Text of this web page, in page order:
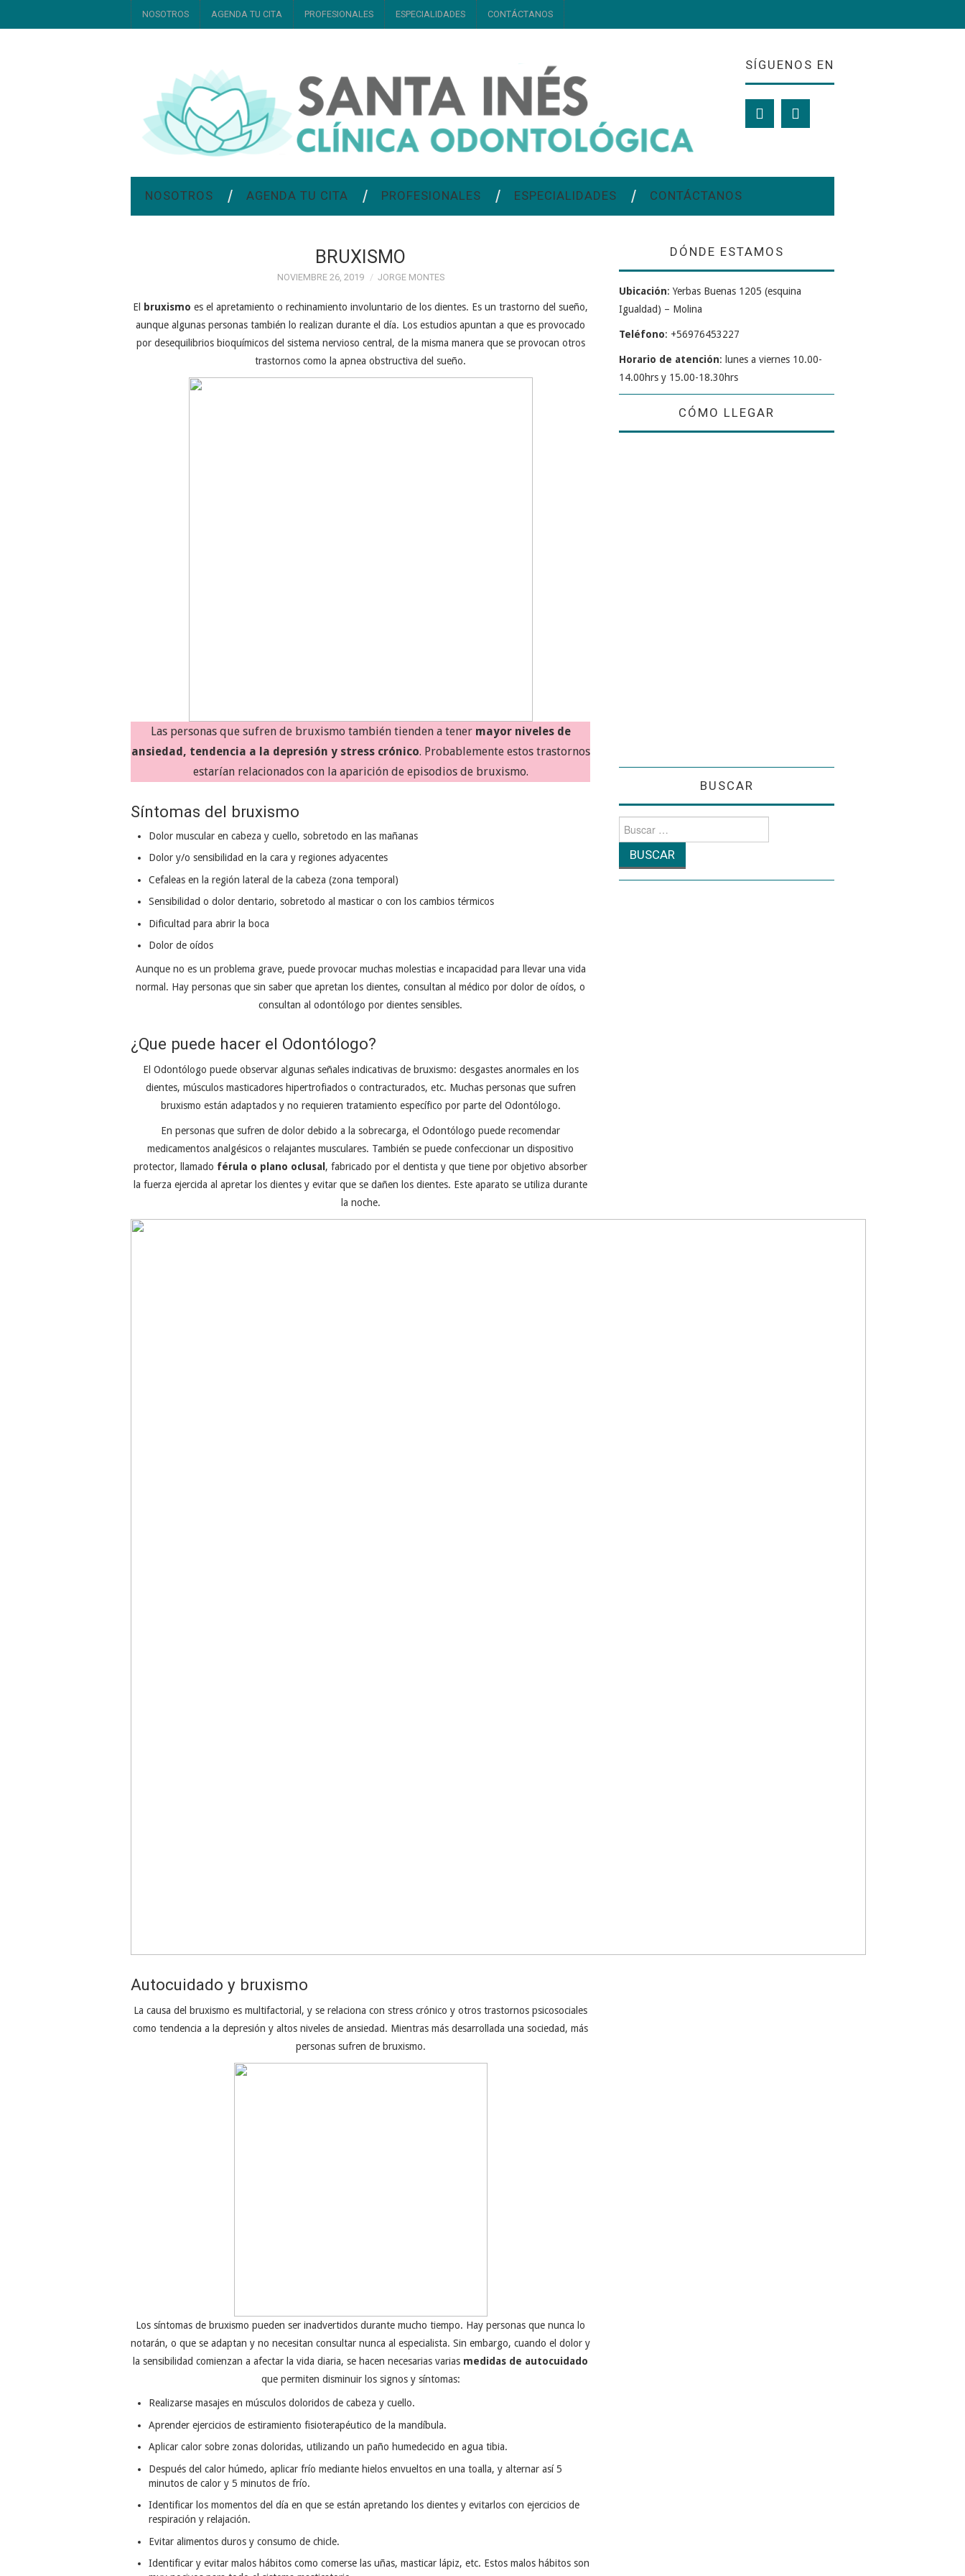
NOSOTROS AGENDA TU CITA PROFESIONALES ESPECIALIDADES CONTÁCTANOS
SÍGUENOS EN
NOSOTROS AGENDA TU CITA PROFESIONALES ESPECIALIDADES CONTÁCTANOS
BRUXISMO
NOVIEMBRE 26, 2019 JORGE MONTES
El bruxismo es el apretamiento o rechinamiento involuntario de los dientes. Es un trastorno del sueño,
aunque algunas personas también lo realizan durante el día. Los estudios apuntan a que es provocado
por desequilibrios bioquímicos del sistema nervioso central, de la misma manera que se provocan otros
trastornos como la apnea obstructiva del sueño.
Las personas que sufren de bruxismo también tienden a tener mayor niveles de
ansiedad, tendencia a la depresión y stress crónico. Probablemente estos trastornos
estarían relacionados con la aparición de episodios de bruxismo.
Síntomas del bruxismo
Dolor muscular en cabeza y cuello, sobretodo en las mañanas
Dolor y/o sensibilidad en la cara y regiones adyacentes
Cefaleas en la región lateral de la cabeza (zona temporal)
Sensibilidad o dolor dentario, sobretodo al masticar o con los cambios térmicos
Dificultad para abrir la boca
Dolor de oídos
Aunque no es un problema grave, puede provocar muchas molestias e incapacidad para llevar una vida
normal. Hay personas que sin saber que apretan los dientes, consultan al médico por dolor de oídos, o
consultan al odontólogo por dientes sensibles.
¿Que puede hacer el Odontólogo?
El Odontólogo puede observar algunas señales indicativas de bruxismo: desgastes anormales en los
dientes, músculos masticadores hipertrofiados o contracturados, etc. Muchas personas que sufren
bruxismo están adaptados y no requieren tratamiento específico por parte del Odontólogo.
En personas que sufren de dolor debido a la sobrecarga, el Odontólogo puede recomendar
medicamentos analgésicos o relajantes musculares. También se puede confeccionar un dispositivo
protector, llamado férula o plano oclusal , fabricado por el dentista y que tiene por objetivo absorber
la fuerza ejercida al apretar los dientes y evitar que se dañen los dientes. Este aparato se utiliza durante
la noche.
Autocuidado y bruxismo
La causa del bruxismo es multifactorial, y se relaciona con stress crónico y otros trastornos psicosociales
como tendencia a la depresión y altos niveles de ansiedad. Mientras más desarrollada una sociedad, más
personas sufren de bruxismo.
Los síntomas de bruxismo pueden ser inadvertidos durante mucho tiempo. Hay personas que nunca lo
notarán, o que se adaptan y no necesitan consultar nunca al especialista. Sin embargo, cuando el dolor y
la sensibilidad comienzan a afectar la vida diaria, se hacen necesarias varias medidas de autocuidado
que permiten disminuir los signos y síntomas:
Realizarse masajes en músculos doloridos de cabeza y cuello.
Aprender ejercicios de estiramiento fisioterapéutico de la mandíbula.
Aplicar calor sobre zonas doloridas, utilizando un paño humedecido en agua tibia.
Después del calor húmedo, aplicar frío mediante hielos envueltos en una toalla, y alternar así 5
minutos de calor y 5 minutos de frío.
Identificar los momentos del día en que se están apretando los dientes y evitarlos con ejercicios de
respiración y relajación.
Evitar alimentos duros y consumo de chicle.
Identificar y evitar malos hábitos como comerse las uñas, masticar lápiz, etc. Estos malos hábitos son
DÓNDE ESTAMOS
Ubicación: Yerbas Buenas 1205 (esquina
Igualdad) – Molina
Teléfono: +56976453227
Horario de atención: lunes a viernes 10.00-
14.00hrs y 15.00-18.30hrs
CÓMO LLEGAR
BUSCAR
por: